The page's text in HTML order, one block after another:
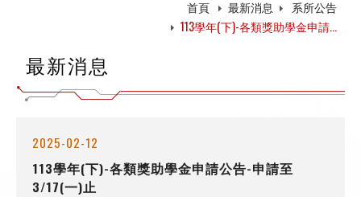
首頁 最新消息
系所公告
113學年(下)-各類獎助學金申請...
最新消息
2025-02-12
113學年(下)-各類獎助學金申請公告-申請至
3/17(一)止